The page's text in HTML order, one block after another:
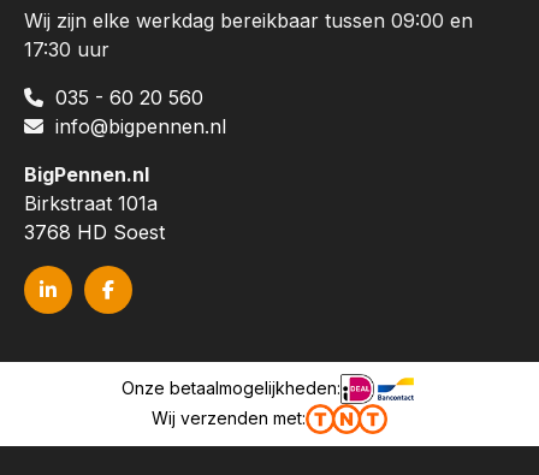
Wij zijn elke werkdag bereikbaar tussen 09:00 en
17:30 uur
035 - 60 20 560
info@bigpennen.nl
BigPennen.nl
Birkstraat 101a
3768 HD Soest
Onze betaalmogelijkheden:
Wij verzenden met: